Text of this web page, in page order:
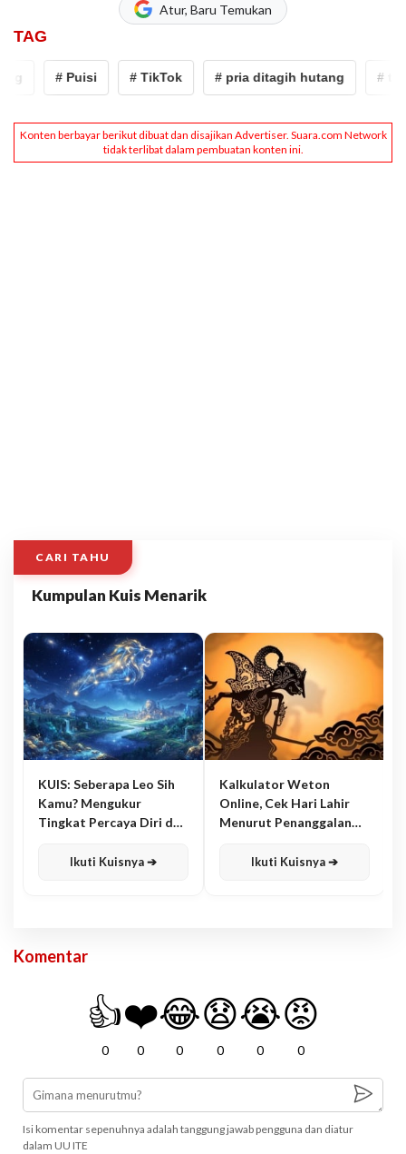
Atur, Baru Temukan
TAG
# Puisi # TikTok # pria ditagih hutang #
CARI TAHU
Kumpulan Kuis Menarik
KUIS: Seberapa Leo Sih
Kamu? Mengukur
Tingkat Percaya Diri dan
Ikuti Kuisnya ➔
Kalkulator Weton
Online, Cek Hari Lahir
Menurut Penanggalan
Ikuti Kuisnya ➔
Komentar
👍
0
❤️
0
😂
0
😧
0
😭
0
😡
0
Isi komentar sepenuhnya adalah tanggung jawab pengguna dan diatur
dalam UU ITE